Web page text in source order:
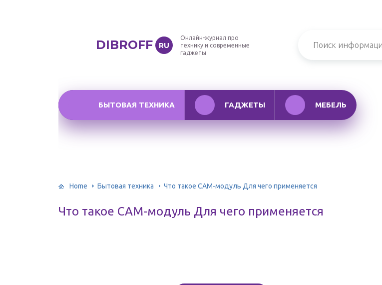
DIBROFF RU
Онлайн-журнал про
технику и современные
гаджеты
БЫТОВАЯ ТЕХНИКА ГАДЖЕТЫ МЕБЕЛЬ
Home Бытовая техника Что такое CAM-модуль Для чего применяется
Что такое CAM-модуль Для чего применяется